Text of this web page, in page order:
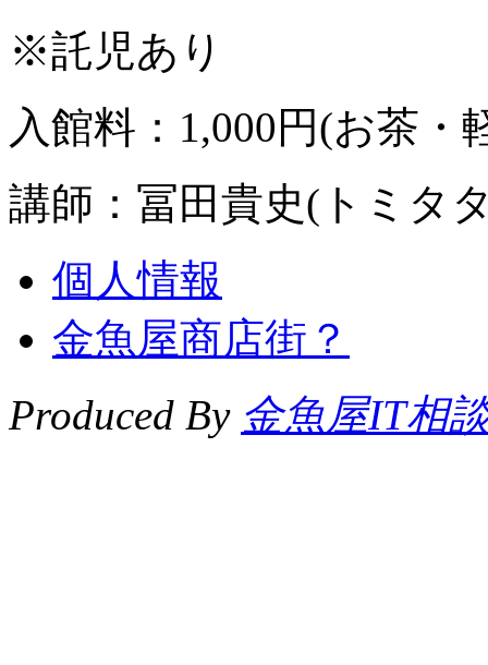
※託児あり
入館料：1,000円(お茶・
講師：冨田貴史(トミタ
個人情報
金魚屋商店街？
Produced By 金魚屋IT相